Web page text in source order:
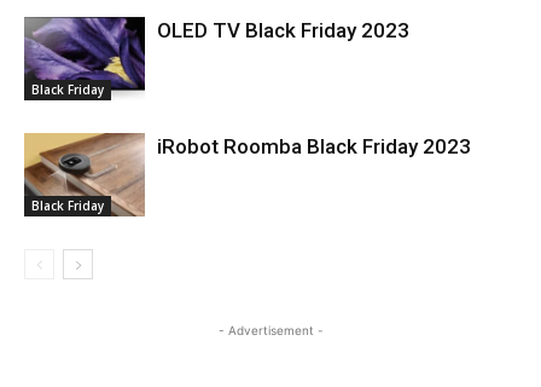
Black Friday
OLED TV Black Friday 2023
Black Friday
iRobot Roomba Black Friday 2023
- Advertisement -